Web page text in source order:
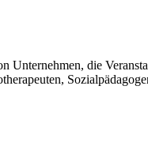
Unternehmen, die